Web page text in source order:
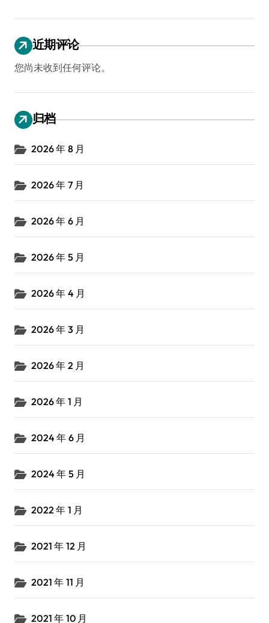
近期评论
您尚未收到任何评论。
归档
2026 年 8 月
2026 年 7 月
2026 年 6 月
2026 年 5 月
2026 年 4 月
2026 年 3 月
2026 年 2 月
2026 年 1 月
2024 年 6 月
2024 年 5 月
2022 年 1 月
2021 年 12 月
2021 年 11 月
2021 年 10 月